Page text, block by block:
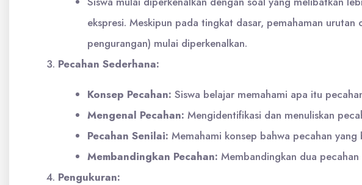
ekspresi. Meskipun pada tingkat dasar, pemahaman
pengurangan) mulai diperkenalkan.
Pecahan Sederhana:
Konsep Pecahan: Siswa belajar memahami apa itu
Mengenal Pecahan: Mengidentifikasi dan menuliskan
Pecahan Senilai: Memahami konsep bahwa pecahan
Membandingkan Pecahan: Membandingkan dua
Pengukuran: